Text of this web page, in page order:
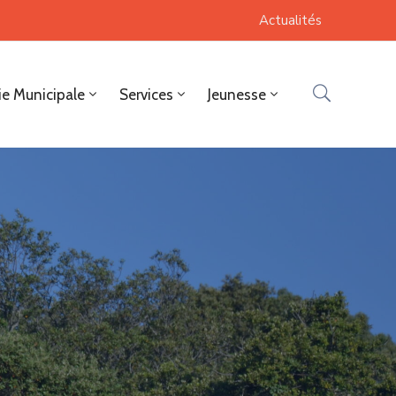
Actualités
Municipale Services Jeunesse